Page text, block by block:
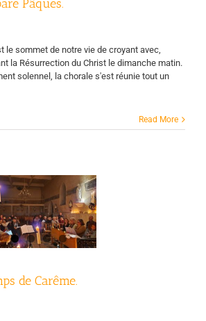
Pâques.
le sommet de notre vie de croyant avec,
la Résurrection du Christ le dimanche matin.
solennel, la chorale s'est réunie tout un
Read More
de Carême.